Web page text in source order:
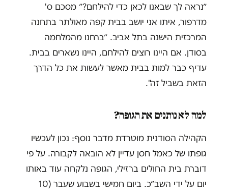
״נראה לך שבאנו לכאן כדי להילחם?״ מסכם ס'
מדרפור, איתו אני יושב בבית קפה מאולתר בתחנה
המרכזית הישנה בתל אביב. ״ברחנו מהמלחמה
בסודן. אם היינו רוצים להילחם, היינו נשארים בבית.
עדיף כבר למות בבית מאשר לעשות את כל הדרך
הזאת בשביל זה".
למה לא נותנים את הגופה?
הקהילה הסודנית מוטרדת מדבר נוסף: נכון לעכשיו
גופתו של כאמל חסן עדיין לא הובאה לקבורה. על פי
דוברת בית החולים ברזילי, הגופה נלקחה עוד באותו
יום על ידי השב״כ. ביום חמישי בשבוע שעבר (10